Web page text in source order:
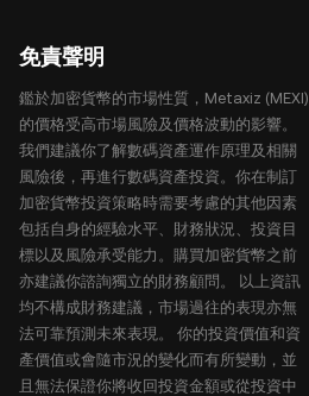
免責聲明
鑑於加密貨幣的市場性質，Metaxiz (MEXI)
的價格受高市場風險及價格波動的影響。
我們建議你了解數碼資產運作原理及相關
風險後，再進行數碼資產投資。你在制訂
加密貨幣投資策略時需要考慮的其他因素
包括自身的經驗水平、財務狀況、投資目
標以及風險承受能力。購買加密貨幣之前
亦建議你諮詢獨立的財務顧問。 以上資訊
均不構成財務建議，市場過往的表現亦無
法可靠預測未來表現。 你的投資價值和資
產價值或會隨市況的變化而有所變動，並
且無法保證你將收回投資金額或從投資中